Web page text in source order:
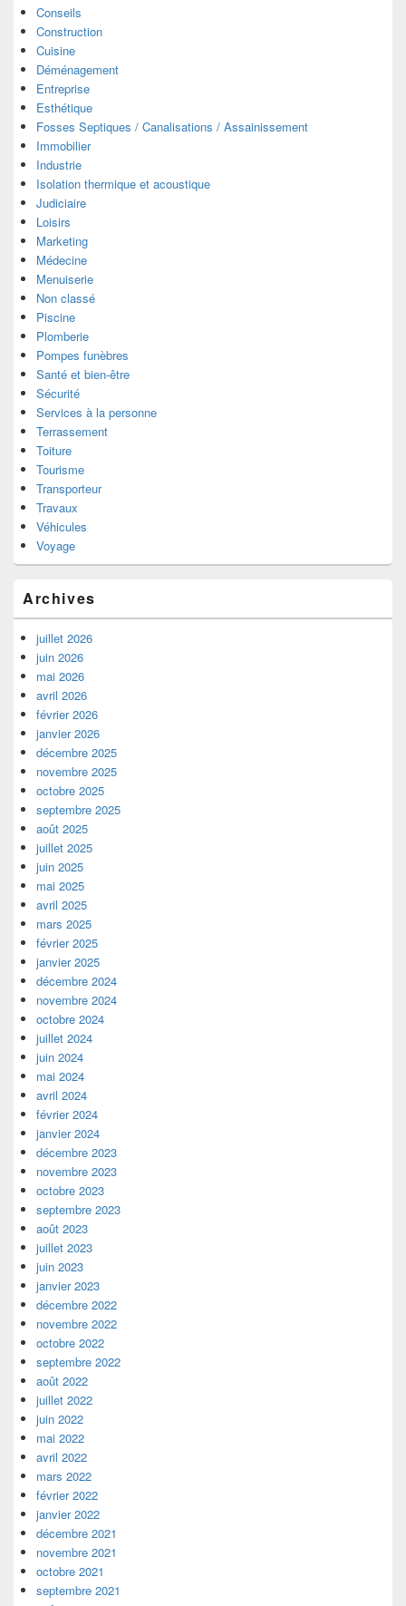
Conseils
Construction
Cuisine
Déménagement
Entreprise
Esthétique
Fosses Septiques / Canalisations / Assainissement
Immobilier
Industrie
Isolation thermique et acoustique
Judiciaire
Loisirs
Marketing
Médecine
Menuiserie
Non classé
Piscine
Plomberie
Pompes funèbres
Santé et bien-être
Sécurité
Services à la personne
Terrassement
Toiture
Tourisme
Transporteur
Travaux
Véhicules
Voyage
Archives
juillet 2026
juin 2026
mai 2026
avril 2026
février 2026
janvier 2026
décembre 2025
novembre 2025
octobre 2025
septembre 2025
août 2025
juillet 2025
juin 2025
mai 2025
avril 2025
mars 2025
février 2025
janvier 2025
décembre 2024
novembre 2024
octobre 2024
juillet 2024
juin 2024
mai 2024
avril 2024
février 2024
janvier 2024
décembre 2023
novembre 2023
octobre 2023
septembre 2023
août 2023
juillet 2023
juin 2023
janvier 2023
décembre 2022
novembre 2022
octobre 2022
septembre 2022
août 2022
juillet 2022
juin 2022
mai 2022
avril 2022
mars 2022
février 2022
janvier 2022
décembre 2021
novembre 2021
octobre 2021
septembre 2021